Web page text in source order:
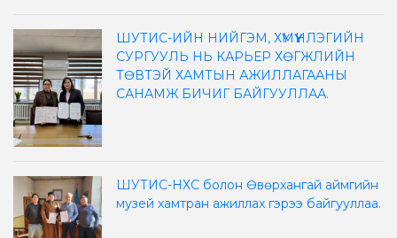
ШУТИС-ИЙН НИЙГЭМ, ХҮМҮҮНЛЭГИЙН
СУРГУУЛЬ НЬ КАРЬЕР ХӨГЖЛИЙН
ТӨВТЭЙ ХАМТЫН АЖИЛЛАГААНЫ
САНАМЖ БИЧИГ БАЙГУУЛЛАА.
ШУТИС-НХС болон Өвөрхангай аймгийн
музей хамтран ажиллах гэрээ байгууллаа.